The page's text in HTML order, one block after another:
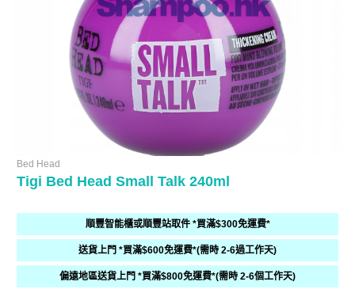
Bed Head
Tigi Bed Head Small Talk 240ml
順豐智能櫃或順豐站取件 *買滿$300免運費*
送貨上門 *買滿$600免運費*(需時 2-6過工作天)
偏遠地區送貨上門 *買滿$800免運費*(需時 2-6個工作天)